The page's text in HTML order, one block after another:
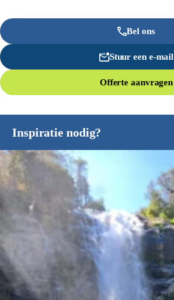
Bel ons
Stuur een e-mail
Offerte aanvragen
Inspiratie nodig?